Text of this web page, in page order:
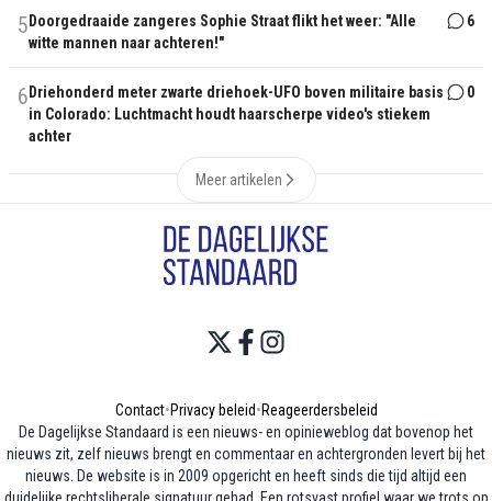
5 Doorgedraaide zangeres Sophie Straat flikt het weer: "Alle
witte mannen naar achteren!"
6
6 Driehonderd meter zwarte driehoek-UFO boven militaire basis
in Colorado: Luchtmacht houdt haarscherpe video's stiekem
achter
0
Meer artikelen
Contact•Privacy beleid•Reageerdersbeleid
De Dagelijkse Standaard is een nieuws- en opinieweblog dat bovenop het
nieuws zit, zelf nieuws brengt en commentaar en achtergronden levert bij het
nieuws. De website is in 2009 opgericht en heeft sinds die tijd altijd een